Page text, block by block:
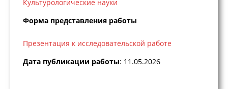
Культурологические науки
Форма представления работы
Презентация к исследовательской работе
Дата публикации работы: 11.05.2026